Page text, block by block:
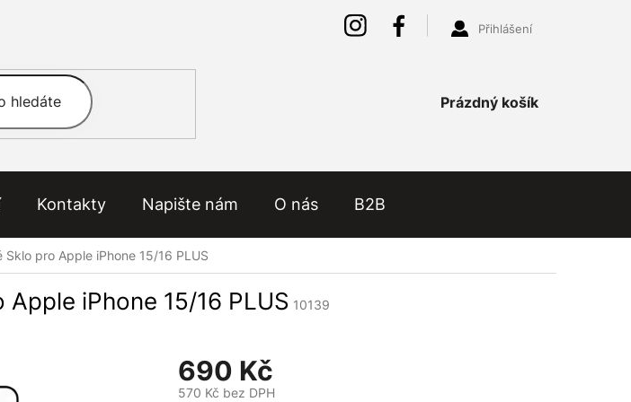
Přihlášení
Nákupní
košík
Prázdný košík
Kontakty Napište nám O nás B2B
Sklo pro Apple iPhone 15/16 PLUS
iPhone 15/16 PLUS 10139
690 Kč
570 Kč bez DPH